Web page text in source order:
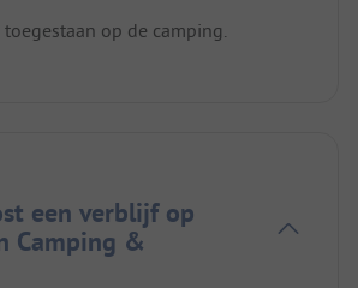
op de camping.
een verblijf op
Camping &